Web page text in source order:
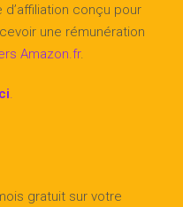
d’affiliation conçu pour
une rémunération
Amazon.fr.
.
gratuit sur votre